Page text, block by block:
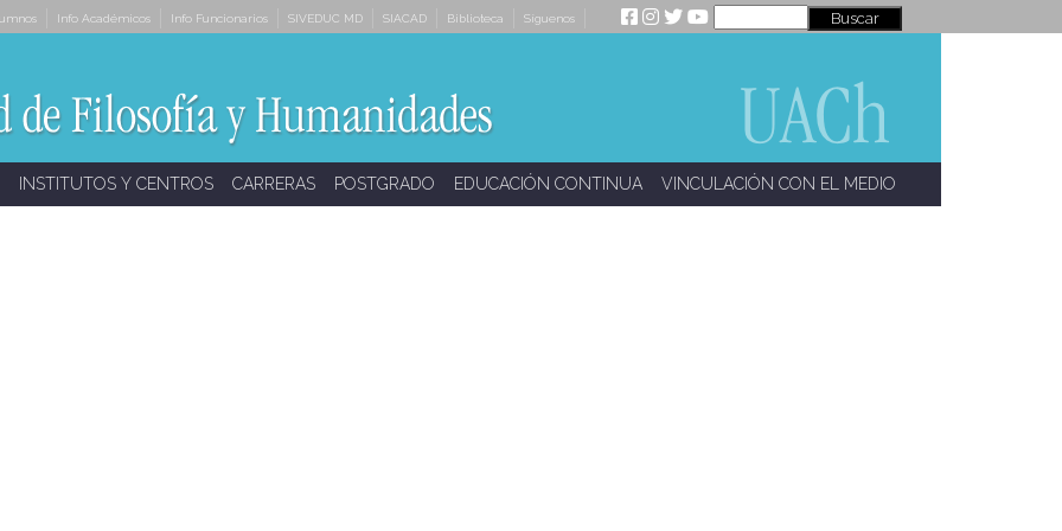
Info Académicos Info Funcionarios SIVEDUC MD SIACAD Biblioteca Síguenos
INSTITUTOS Y CENTROS CARRERAS POSTGRADO EDUCACIÓN CONTINUA VINCULACIÓN CON EL MEDIO